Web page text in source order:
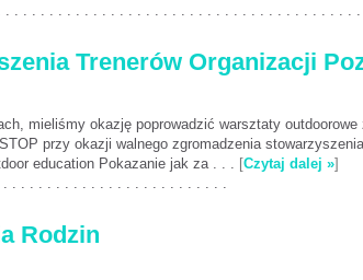
. . . . . . . . . . . . . . . . . . . . . . . . . . . . . . . . . . . . . . . .
Trenerów Organizacji
mieliśmy okazję poprowadzić warsztaty
przy okazji walnego zgromadzenia
education Pokazanie jak za . . . [Czytaj dalej »]
. . . . . . . . . . . . . . . . . . . . . . . . .
Rodzin